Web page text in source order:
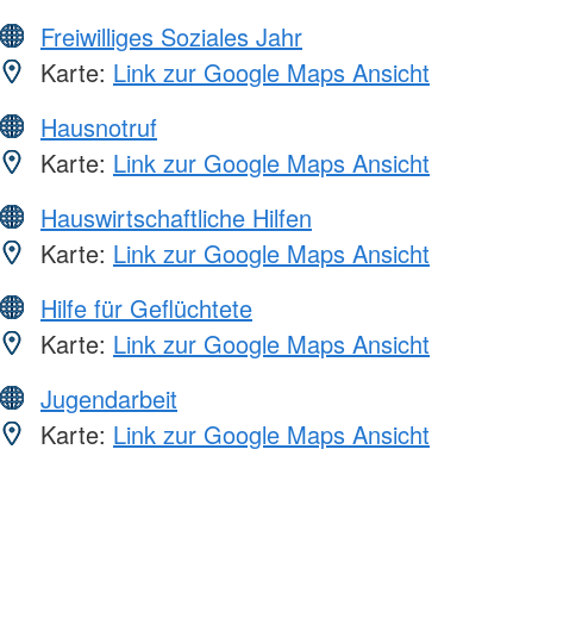
Freiwilliges Soziales Jahr
Karte: Link zur Google Maps Ansicht
Hausnotruf
Karte: Link zur Google Maps Ansicht
Hauswirtschaftliche Hilfen
Karte: Link zur Google Maps Ansicht
Hilfe für Geflüchtete
Karte: Link zur Google Maps Ansicht
Jugendarbeit
Karte: Link zur Google Maps Ansicht